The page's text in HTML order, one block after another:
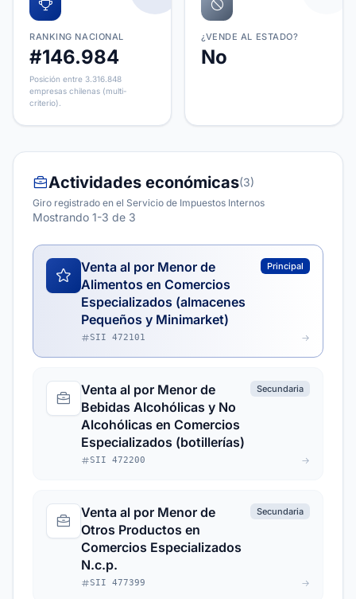
RANKING NACIONAL
#146.984
Posición entre 3.316.848
empresas chilenas (multi-
criterio).
¿VENDE AL ESTADO?
No
Actividades económicas(3)
Giro registrado en el Servicio de Impuestos Internos
Mostrando 1-3 de 3
Venta al por Menor de
Alimentos en Comercios
Especializados (almacenes
Pequeños y Minimarket)
Principal
SII 472101
Venta al por Menor de
Bebidas Alcohólicas y No
Alcohólicas en Comercios
Especializados (botillerías)
Secundaria
SII 472200
Venta al por Menor de
Otros Productos en
Comercios Especializados
N.c.p.
Secundaria
SII 477399